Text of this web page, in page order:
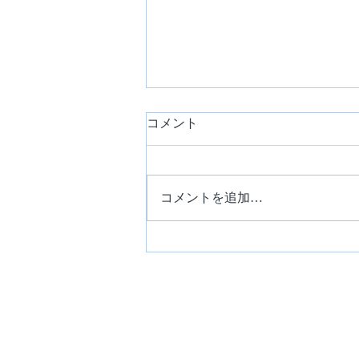
8/1(土) レストラン営業変更つ
コメント
コメントを追加…